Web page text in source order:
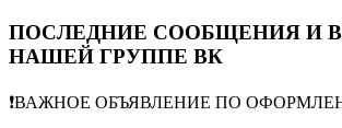
ПОСЛЕДНИЕ СООБЩЕНИЯ И
НАШЕЙ ГРУППЕ ВК
❗️ВАЖНОЕ ОБЪЯВЛЕНИЕ ПО